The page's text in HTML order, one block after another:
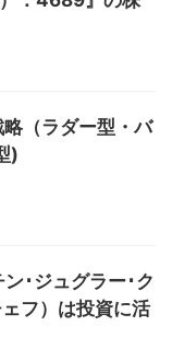
（ラダー型・バ
)
･ジュグラー･ク
フ）は投資に活